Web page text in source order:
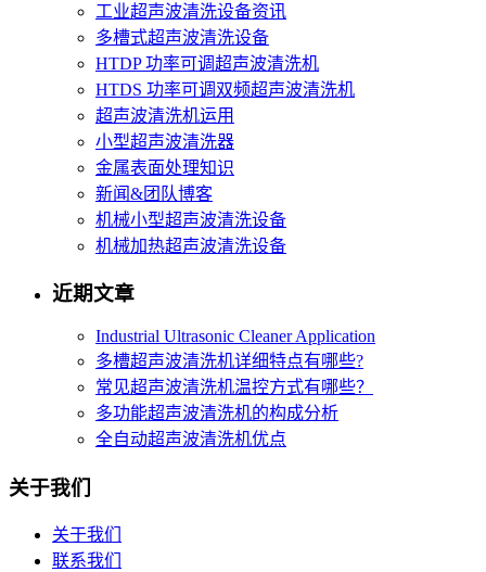
工业超声波清洗设备资讯
多槽式超声波清洗设备
HTDP 功率可调超声波清洗机
HTDS 功率可调双频超声波清洗机
超声波清洗机运用
小型超声波清洗器
金属表面处理知识
新闻&团队博客
机械小型超声波清洗设备
机械加热超声波清洗设备
近期文章
Industrial Ultrasonic Cleaner Application
多槽超声波清洗机详细特点有哪些?
常见超声波清洗机温控方式有哪些？
多功能超声波清洗机的构成分析
全自动超声波清洗机优点
关于我们
关于我们
联系我们